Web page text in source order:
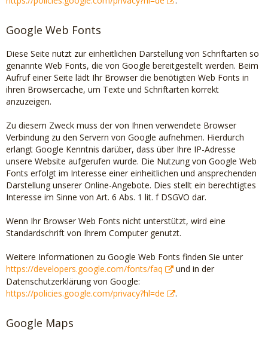
Google Web Fonts
Diese Seite nutzt zur einheitlichen Darstellung von Schriftarten so
genannte Web Fonts, die von Google bereitgestellt werden. Beim
Aufruf einer Seite lädt Ihr Browser die benötigten Web Fonts in
ihren Browsercache, um Texte und Schriftarten korrekt
anzuzeigen.
Zu diesem Zweck muss der von Ihnen verwendete Browser
Verbindung zu den Servern von Google aufnehmen. Hierdurch
erlangt Google Kenntnis darüber, dass über Ihre IP-Adresse
unsere Website aufgerufen wurde. Die Nutzung von Google Web
Fonts erfolgt im Interesse einer einheitlichen und ansprechenden
Darstellung unserer Online-Angebote. Dies stellt ein berechtigtes
Interesse im Sinne von Art. 6 Abs. 1 lit. f DSGVO dar.
Wenn Ihr Browser Web Fonts nicht unterstützt, wird eine
Standardschrift von Ihrem Computer genutzt.
Weitere Informationen zu Google Web Fonts finden Sie unter
https://developers.google.com/fonts/faq
und in der
Datenschutzerklärung von Google:
https://policies.google.com/privacy?hl=de
.
Google Maps